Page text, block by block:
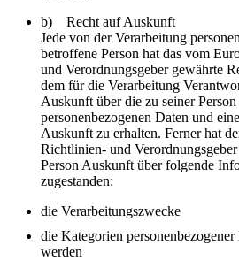
b) Recht auf Auskunft
Jede von der Verarbeitung
betroffene Person hat das vom
und Verordnungsgeber gewährte
dem für die Verarbeitung
Auskunft über die zu seiner Person
personenbezogenen Daten und
Auskunft zu erhalten. Ferner hat
Richtlinien- und
Person Auskunft über folgende
zugestanden:
die Verarbeitungszwecke
die Kategorien
werden